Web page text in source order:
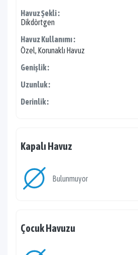
Havuz Şekli :
Dikdörtgen
Havuz Kullanımı :
Özel, Korunaklı Havuz
Genişlik :
Uzunluk :
Derinlik :
Kapalı Havuz
Bulunmuyor
Çocuk Havuzu